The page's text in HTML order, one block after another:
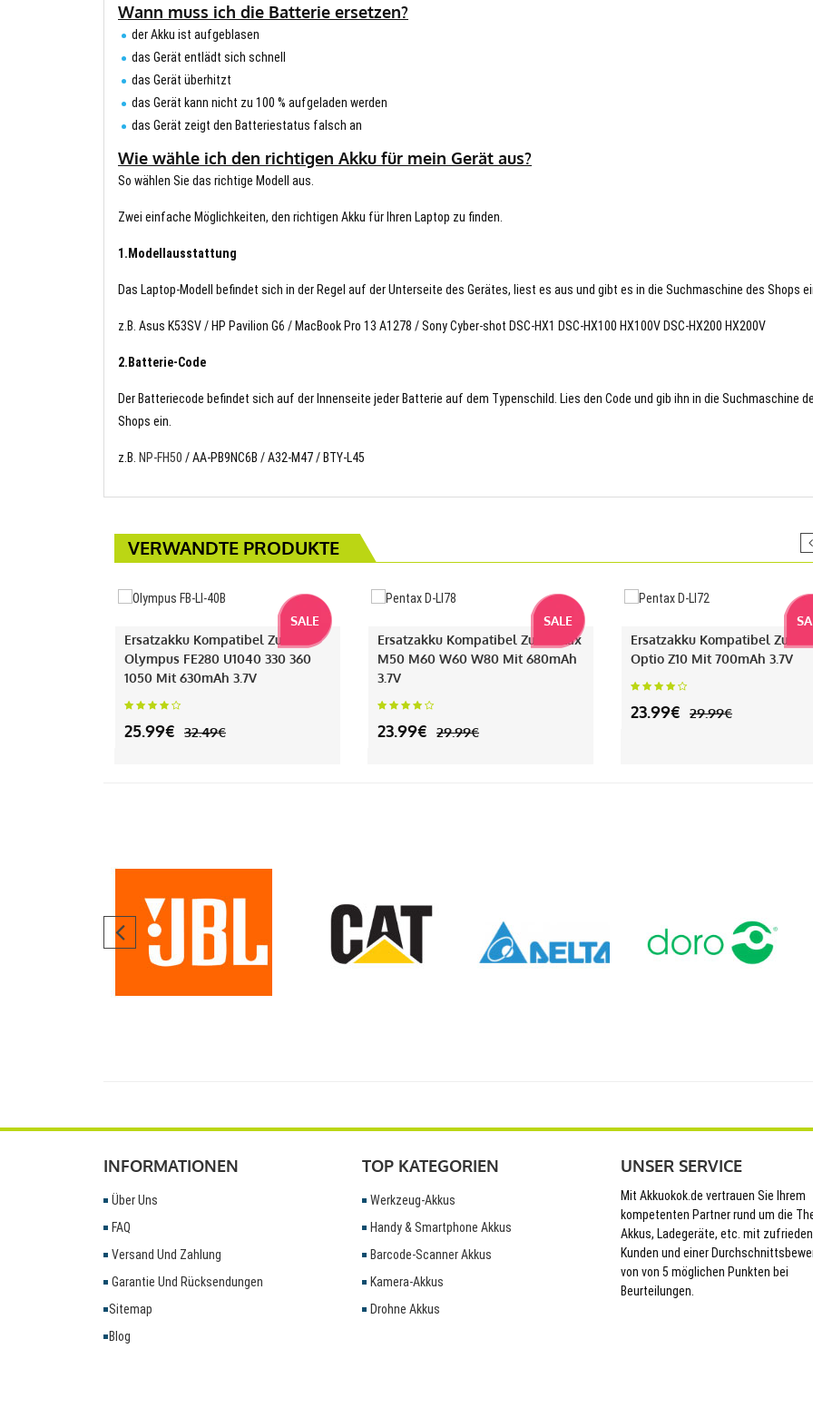
Wann muss ich die Batterie ersetzen?
der Akku ist aufgeblasen
das Gerät entlädt sich schnell
das Gerät überhitzt
das Gerät kann nicht zu 100 % aufgeladen werden
das Gerät zeigt den Batteriestatus falsch an
Wie wähle ich den richtigen Akku für mein Gerät aus?
So wählen Sie das richtige Modell aus.
Zwei einfache Möglichkeiten, den richtigen Akku für Ihren Laptop zu finden.
1.Modellausstattung
Das Laptop-Modell befindet sich in der Regel auf der Unterseite des Gerätes, liest es aus und gibt es in die Suchmaschine des Shops
z.B. Asus K53SV / HP Pavilion G6 / MacBook Pro 13 A1278 / Sony Cyber-shot DSC-HX1 DSC-HX100 HX100V DSC-HX200 HX200V
2.Batterie-Code
Der Batteriecode befindet sich auf der Innenseite jeder Batterie auf dem Typenschild. Lies den Code und gib ihn in die Suchmaschine
Shops ein.
z.B. NP-FH50 / AA-PB9NC6B / A32-M47 / BTY-L45
VERWANDTE PRODUKTE
SALE
Ersatzakku Kompatibel Zu
Olympus FE280 U1040 330 360
1050 Mit 630mAh 3.7V
25.99€ 32.49€
SALE
Ersatzakku Kompatibel Zu Pentax
M50 M60 W60 W80 Mit 680mAh
3.7V
23.99€ 29.99€
Ersatzakku Kompatibel Zu
Optio Z10 Mit 700mAh 3.7V
23.99€ 29.99€
INFORMATIONEN
Über Uns
FAQ
Versand Und Zahlung
Garantie Und Rücksendungen
Sitemap
Blog
TOP KATEGORIEN
Werkzeug-Akkus
Handy & Smartphone Akkus
Barcode-Scanner Akkus
Kamera-Akkus
Drohne Akkus
UNSER SERVICE
Mit Akkuokok.de vertrauen Sie Ihrem
kompetenten Partner rund um die
Akkus, Ladegeräte, etc. mit
Kunden und einer
von von 5 möglichen Punkten bei
Beurteilungen.